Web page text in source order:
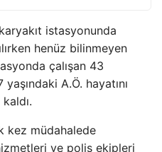
istasyonunda
henüz bilinmeyen
çalışan 43
A.Ö. hayatını
kez müdahalede
ve polis ekipleri